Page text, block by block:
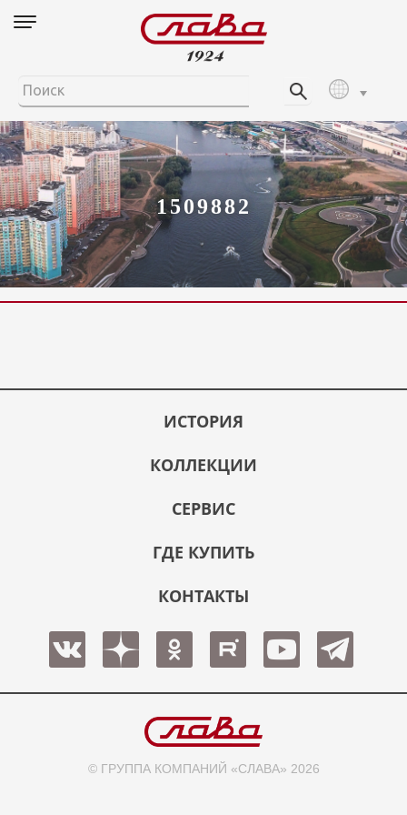
1509882
ИСТОРИЯ
КОЛЛЕКЦИИ
СЕРВИС
ГДЕ КУПИТЬ
КОНТАКТЫ
© ГРУППА КОМПАНИЙ «СЛАВА» 2026